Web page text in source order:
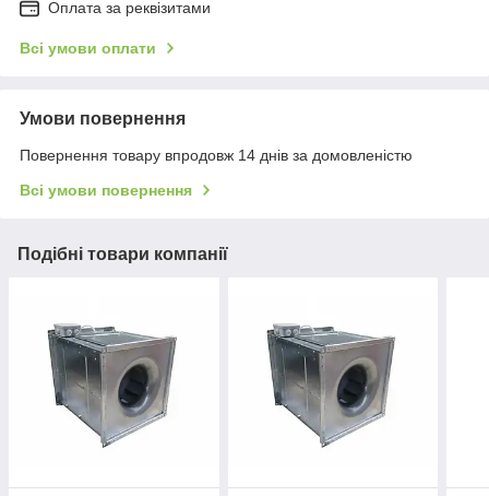
Оплата за реквізитами
Всі умови оплати
Умови повернення
Повернення товару впродовж 14 днів за домовленістю
Всі умови повернення
Подібні товари компанії